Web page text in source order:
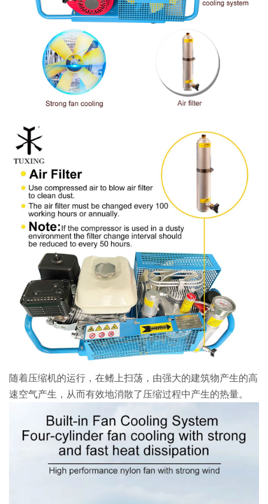
随着压缩机的运行，在鳍上扫荡，由强大的建筑物产生的高
速空气产生，从而有效地消散了压缩过程中产生的热量。